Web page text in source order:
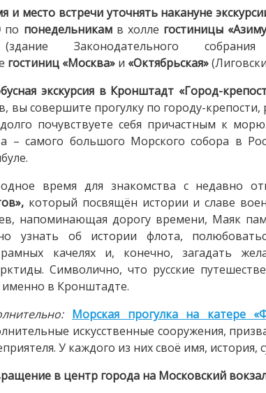
и место встречи уточнять накануне
по понедельникамв холле гостиницы
Законодательного
гостиниц «Москва» и «Октябрьская»
экскурсия в Кронштадт «Город-
вы совершите прогулку по городу-
почувствуете себя причастным к
– самого большого Морского собора в
время для знакомства с недавно
который посвящён истории и славе
напоминающая дорогу времени, Маяк
узнать об истории флота,
качелях и, конечно, загадать
Символично, что русские
именно в Кронштадте.
Морская прогулка на катере
искусственные сооружения,
У каждого из них своё имя, история,
в центр города на Московский